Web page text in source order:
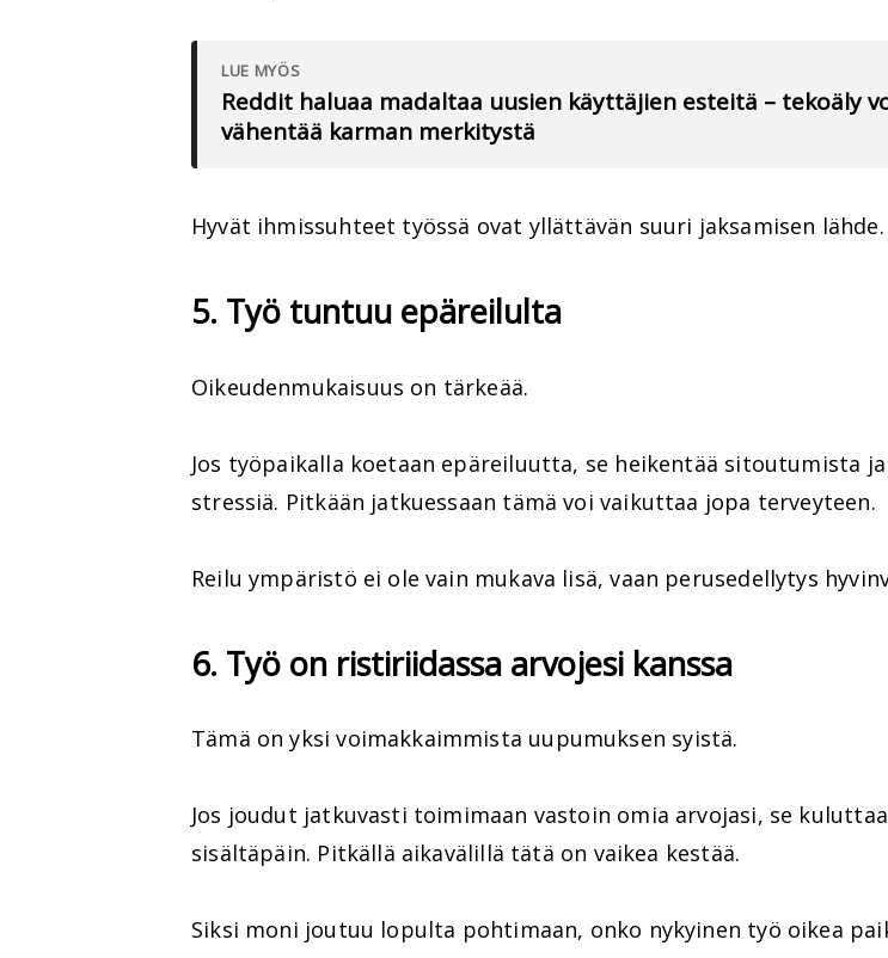
LUE MYÖS
Reddit haluaa madaltaa uusien käyttäjien esteitä – tekoäly
vähentää karman merkitystä
Hyvät ihmissuhteet työssä ovat yllättävän suuri jaksamisen lähde.
5. Työ tuntuu epäreilulta
Oikeudenmukaisuus on tärkeää.
Jos työpaikalla koetaan epäreiluutta, se heikentää sitoutumista
stressiä. Pitkään jatkuessaan tämä voi vaikuttaa jopa terveyteen.
Reilu ympäristö ei ole vain mukava lisä, vaan perusedellytys
6. Työ on ristiriidassa arvojesi kanssa
Tämä on yksi voimakkaimmista uupumuksen syistä.
Jos joudut jatkuvasti toimimaan vastoin omia arvojasi, se kuluttaa
sisältäpäin. Pitkällä aikavälillä tätä on vaikea kestää.
Siksi moni joutuu lopulta pohtimaan, onko nykyinen työ oikea